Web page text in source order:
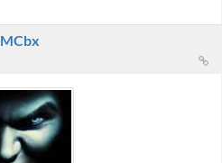
MCbx